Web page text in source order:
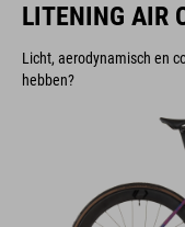
LITENING AIR
Licht, aerodynamisch en
hebben?